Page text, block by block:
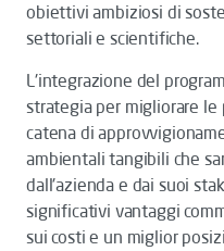
obiettivi ambiziosi di
settoriali e scientifiche.
L'integrazione del
strategia per migliorare
catena di
ambientali tangibili che
dall'azienda e dai suoi
significativi vantaggi
sui costi e un miglior